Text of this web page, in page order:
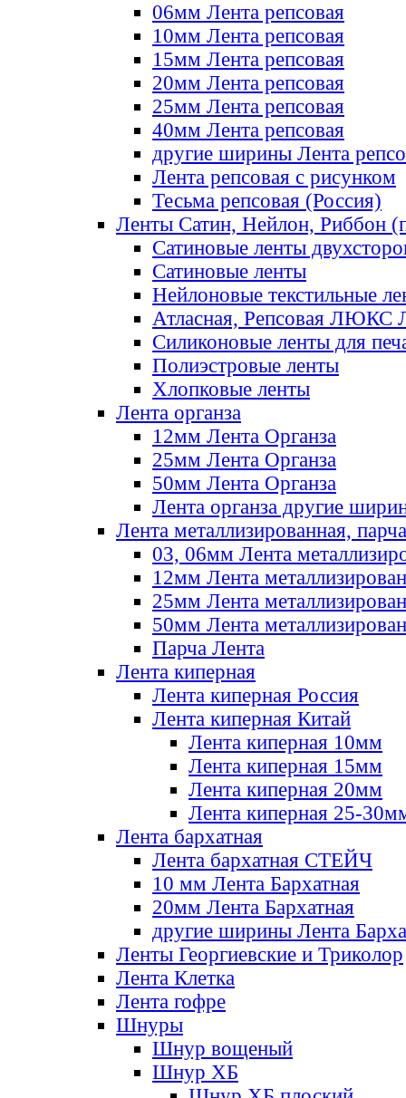
06мм Лента репсовая
10мм Лента репсовая
15мм Лента репсовая
20мм Лента репсовая
25мм Лента репсовая
40мм Лента репсовая
другие ширины Лента
Лента репсовая с рисунком
Тесьма репсовая (Россия)
Ленты Сатин, Нейлон, Риббон
Сатиновые ленты
Сатиновые ленты
Нейлоновые текстильные
Атласная, Репсовая ЛЮКС
Силиконовые ленты для
Полиэстровые ленты
Хлопковые ленты
Лента органза
12мм Лента Органза
25мм Лента Органза
50мм Лента Органза
Лента органза другие
Лента металлизированная, парча
03, 06мм Лента
12мм Лента
25мм Лента
50мм Лента
Парча Лента
Лента киперная
Лента киперная Россия
Лента киперная Китай
Лента киперная 10мм
Лента киперная 15мм
Лента киперная 20мм
Лента киперная 25-
Лента бархатная
Лента бархатная СТЕЙЧ
10 мм Лента Бархатная
20мм Лента Бархатная
другие ширины Лента
Ленты Георгиевские и Триколор
Лента Клетка
Лента гофре
Шнуры
Шнур вощеный
Шнур ХБ